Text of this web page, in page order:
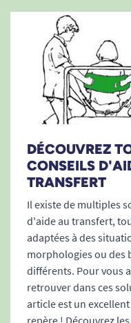
10/08/
tout a fait le produit
résistant
A. Anonymous
1 2
DÉCOUVREZ
CONSEILS
TRANSFERT
Il existe de multiples
d'aide au transfert,
adaptées à des
morphologies ou des
différents. Pour vous
retrouver dans ces
article est un
repère ! Découvrez